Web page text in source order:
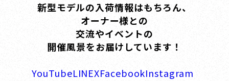
新型モデルの入荷情報はもちろん、
オーナー様との
交流やイベントの
開催風景をお届けしています！
YouTubeLINEXFacebookInstagram